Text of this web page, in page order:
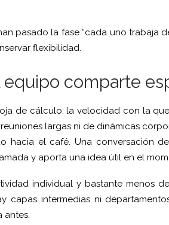
pasado la fase “cada uno trabaja
flexibilidad.
comparte
de cálculo: la velocidad con la
largas ni de dinámicas
hacia el café. Una conversación
y aporta una idea útil en el
individual y bastante menos
intermedias ni
antes.